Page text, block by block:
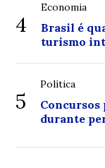
4
Economia
Brasil é
turismo
5
Política
Concursos
durante